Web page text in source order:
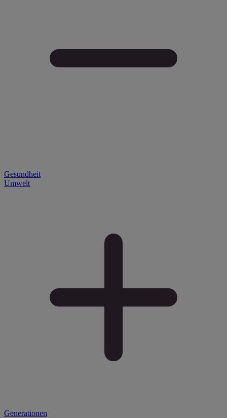
Gesundheit
Umwelt
Generationen